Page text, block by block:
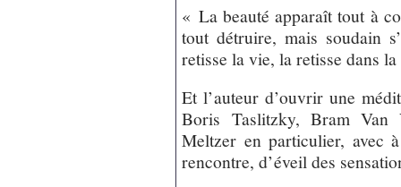
« La beauté apparaît tout à
tout détruire, mais soudain
retisse la vie, la retisse dans
Et l’auteur d’ouvrir une
Boris Taslitzky, Bram Van
Meltzer en particulier, avec
rencontre, d’éveil des